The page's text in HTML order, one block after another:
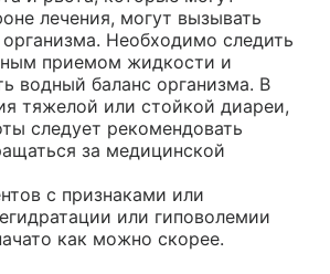
лечения, могут вызывать
Необходимо следить
приемом жидкости и
водный баланс организма. В
тяжелой или стойкой диареи,
следует рекомендовать
за медицинской
с признаками или
или гиповолемии
как можно скорее.